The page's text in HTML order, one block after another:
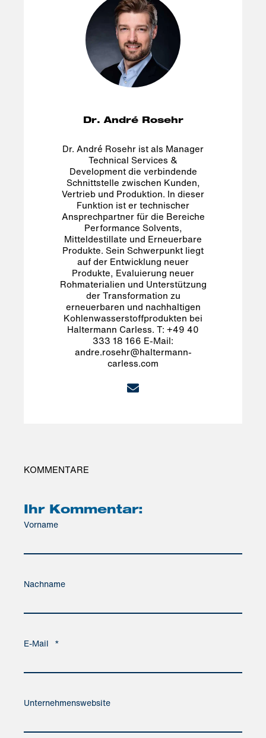
Dr. André Rosehr
Dr. André Rosehr ist als Manager
Technical Services &
Development die verbindende
Schnittstelle zwischen Kunden,
Vertrieb und Produktion. In dieser
Funktion ist er technischer
Ansprechpartner für die Bereiche
Performance Solvents,
Mitteldestillate und Erneuerbare
Produkte. Sein Schwerpunkt liegt
auf der Entwicklung neuer
Produkte, Evaluierung neuer
Rohmaterialien und Unterstützung
der Transformation zu
erneuerbaren und nachhaltigen
Kohlenwasserstoffprodukten bei
Haltermann Carless. T: +49 40
333 18 166 E-Mail:
andre.rosehr@haltermann-
carless.com
KOMMENTARE
Ihr Kommentar:
Vorname
Nachname
E-Mail *
Unternehmenswebsite